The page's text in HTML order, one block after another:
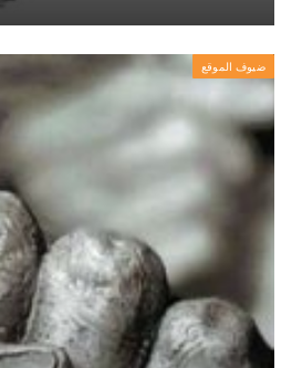
ضيوف الموقع